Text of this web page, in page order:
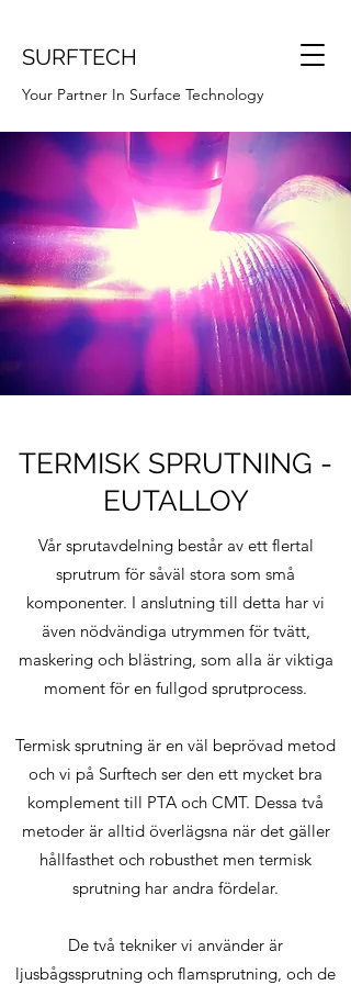
SURFTECH
Your Partner In Surface Technology
TERMISK SPRUTNING -
EUTALLOY
Vår sprutavdelning består av ett flertal
sprutrum för såväl stora som små
komponenter. I anslutning till detta har vi
även nödvändiga utrymmen för tvätt,
maskering och blästring, som alla är viktiga
moment för en fullgod sprutprocess.
Termisk sprutning är en väl beprövad metod
och vi på Surftech ser den ett mycket bra
komplement till PTA och CMT. Dessa två
metoder är alltid överlägsna när det gäller
hållfasthet och robusthet men termisk
sprutning har andra fördelar.
De två tekniker vi använder är
ljusbågssprutning och flamsprutning, och de